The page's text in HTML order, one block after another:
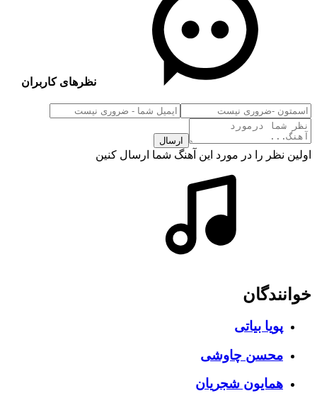
نظرهای کاربران
ارسال
اولین نظر را در مورد این آهنگ شما ارسال کنین
خوانندگان
پویا بیاتی
محسن چاوشی
همایون شجریان